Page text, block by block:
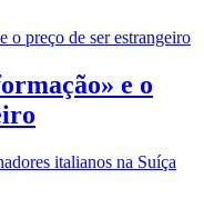
e o
italianos na Suíça